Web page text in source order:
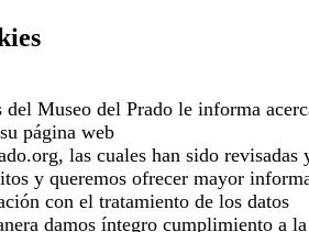
Museo del Prado le informa
página web
las cuales han sido revisadas
y queremos ofrecer mayor
con el tratamiento de los datos
damos íntegro cumplimiento a la